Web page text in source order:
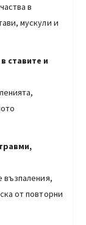
в
мускули и
ставите и
възпаления,
от повторни